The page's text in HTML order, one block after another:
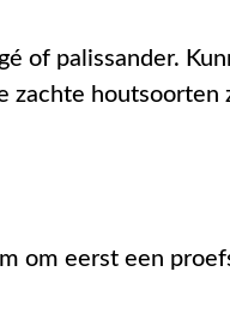
of palissander.
zachte houtsoorten
om eerst een